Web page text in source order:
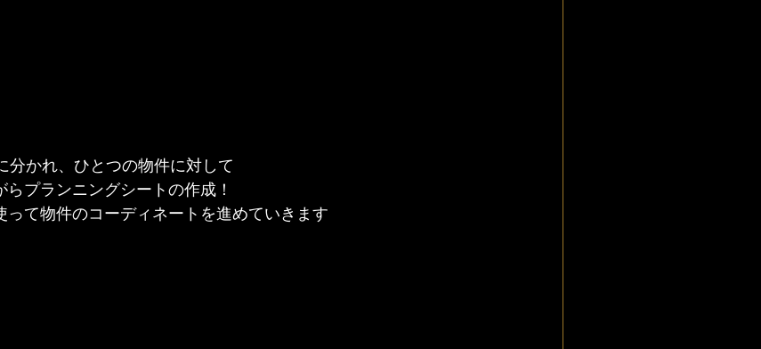
分かれ、ひとつの物件に対して
プランニングシートの作成！
て物件のコーディネートを進めていきます